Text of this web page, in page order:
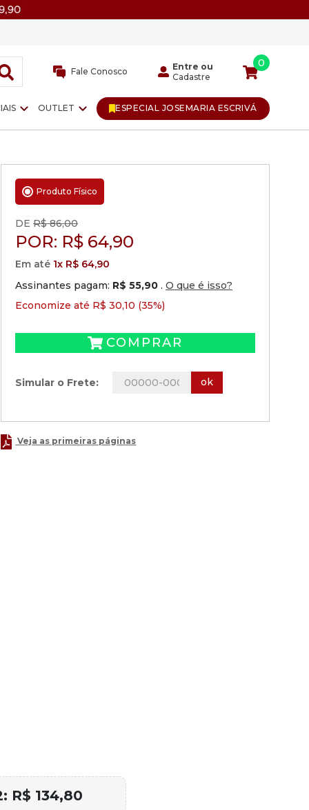
Fale Conosco
Entre ou
Cadastre
0
OUTLET ESPECIAL JOSEMARIA ESCRIVÁ
Produto Físico
DE R$ 86,00
POR: R$ 64,90
Em até 1x R$ 64,90
Assinantes pagam: R$ 55,90 . O que é isso?
Economize até R$ 30,10 (35%)
COMPRAR
Simular o Frete: ok
Veja as primeiras páginas
R$ 134,80